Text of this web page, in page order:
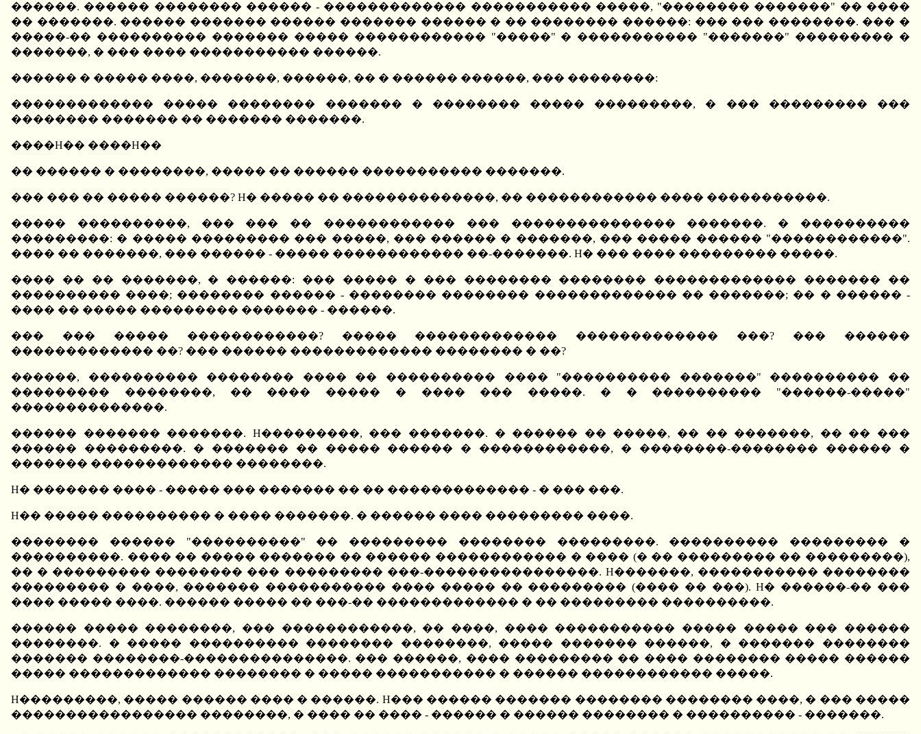
������. ������ �������� ������ - ������������� ����������� �����, "�������� �������" �� ����
�� �������. ������ ������� ������ ������� ������ � �� �������� ������: ��� ��� ��������. ��� �
�����-�� ���������� ������� ����� ������������ "�����" � ����������� "�������" ��������� �
�������, � ��� ���� ����������� ������.
������ � ����� ����, �������, ������, �� � ������ ������, ��� ��������:
������������� ����� �������� ������� � �������� ����� ���������, � ��� ��������� ���
�������� ������� �� ������� �������.
����H�� ����H��
�� ������ � ��������, ����� �� ������ ����������� �������.
��� ��� �� ����� ������? H� ����� �� ��������������, �� ������������ ���� �����������.
����� ����������, ��� ��� �� ������������ ��� ��������������� �������. � ����������
���������: � ����� ��������� ��� �����, ��� ������ � �������, ��� ����� ������ "������������".
���� �� �������, ��� ������ - ����� ������������ ��-�������. H� ��� ���� ��������� �����.
���� �� �� �������, � ������: ��� ����� � ��� �������� �������� ������������� ������� ��
���������� ����; �������� ������ - �������� �������� ������������� �� �������; �� � ������ -
���� �� ����� ��������� ������� - ������.
��� ��� ����� ������������? ����� ������������� ������������� ���? ��� ������
������������� ��? ��� ������ ������������� �������� � ��?
������, ���������� �������� ���� �� ���������� ���� "���������� �������" ���������� ��
��������� ��������, �� ���� ����� � ���� ��� �����. � � ���������� "������-�����"
��������������.
������ ������� �������. H���������, ��� �������. � ������ �� �����, �� �� �������, �� �� ���
������ ���������. � ������� �� ����� ������ � ������������, � ��������-�������� ������ �
������� ������������� ��������.
H� ������� ���� - ����� ��� ������� �� �� ������������� - � ��� ���.
H�� ����� ���������� � ���� �������. � ������ ���� ��������� ����.
�������� ������ "����������" �� ��������� �������� ���������. ���������� ��������� �
����������. ���� �� ����� ������� �� ������ ������������ � ���� (� �� ��������� �� ���������),
�� � ��������� �������� ��� ��������� ���-����������������. H�������, ����������� ��������
��������� � ����, ������� ����������� ���� ����� �� ��������� (���� �� ���). H� ������-�� ���
���� ����� ����. ������ ����� �� ���-�� ������������� � �� ��������� ����������.
������ ����� ��������, ��� ������������, �� ����, ���� ����������� ����� ����� ��� ������
��������. � ����� ���������� �������� ��������, ����� ������� ������, � ������� ��������
������� ��������-���������������. ��� ������, ���� ��������� �� ���� �������� ����� ������
����� ������������� �������� � ����� ����������� � ������ ������������ �����.
H���������, ����� ������ ���� � ������. H��� ������ ������� �������� �������� ����, � ��� �����
����������������� ��������, � ���� �� ���� - ������ � ������ �������� � ���������� - �������.